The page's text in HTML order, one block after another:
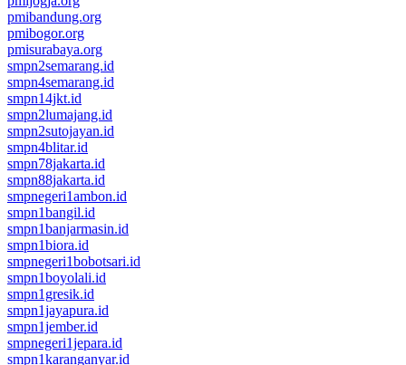
pmibandung.org
pmibogor.org
pmisurabaya.org
smpn2semarang.id
smpn4semarang.id
smpn14jkt.id
smpn2lumajang.id
smpn2sutojayan.id
smpn4blitar.id
smpn78jakarta.id
smpn88jakarta.id
smpnegeri1ambon.id
smpn1bangil.id
smpn1banjarmasin.id
smpn1biora.id
smpnegeri1bobotsari.id
smpn1boyolali.id
smpn1gresik.id
smpn1jayapura.id
smpn1jember.id
smpnegeri1jepara.id
smpn1karanganyar.id